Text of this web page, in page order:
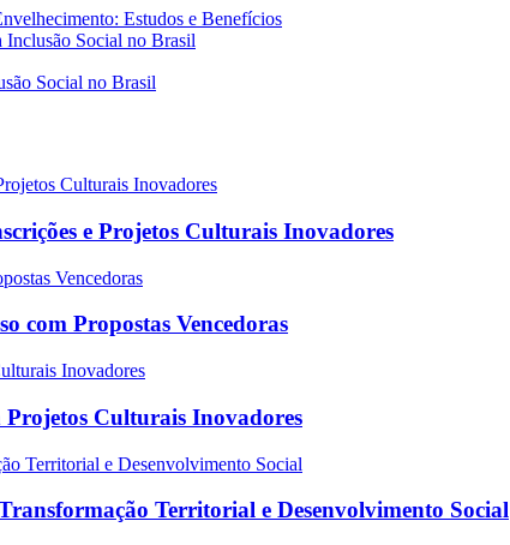
Estudos e Benefícios
Inclusão Social no Brasil
e Projetos Culturais Inovadores
com Propostas Vencedoras
Projetos Culturais Inovadores
Territorial e Desenvolvimento Social